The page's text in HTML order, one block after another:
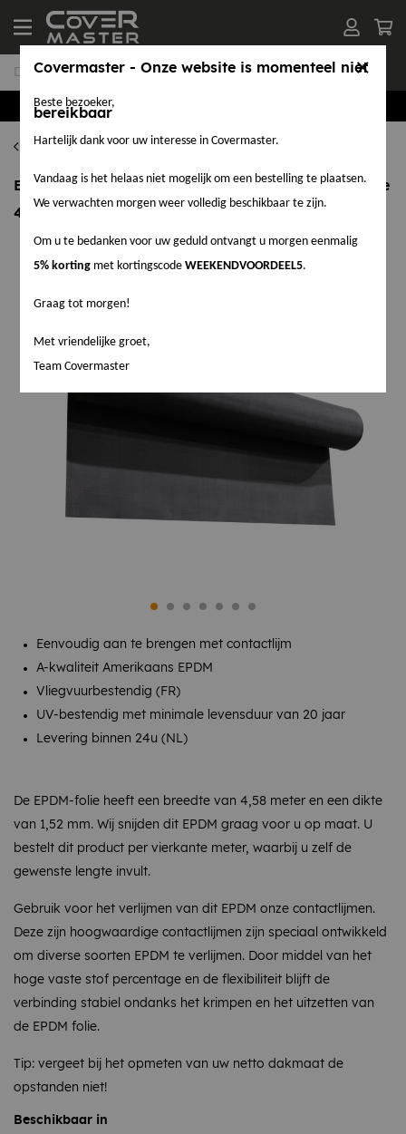
EPDM per M²
EPDM per M² - FR dakfolie - dikte 1,52 mm - breedte
4,58 meter
Eenvoudig aan te brengen met contactlijm
A-kwaliteit Amerikaans EPDM
Vliegvuurbestendig (FR)
UV-bestendig met minimale levensduur van 20 jaar
Levering binnen 24u (NL)
De EPDM-folie heeft een breedte van 4,58 meter en een dikte
van 1,52 mm. Wij snijden dit EPDM graag voor u op maat. U
bestelt dit product per vierkante meter, waarbij u zelf de
gewenste lengte invult.
Gebruik voor het verlijmen van dit EPDM onze contactlijmen.
Deze zijn hoogwaardige contactlijmen zijn speciaal ontwikkeld
om diverse soorten EPDM te verlijmen. Door middel van het
hoge vaste stof percentage en de flexibiliteit blijft de
verbinding stabiel ondanks het krimpen en het uitzetten van
de EPDM folie.
Tip: vergeet bij het opmeten van uw netto dakmaat de
opstanden niet!
Beschikbaar in
Covermaster - Onze website is momenteel niet
bereikbaar
Beste bezoeker,
Hartelijk dank voor uw interesse in Covermaster.
Vandaag is het helaas niet mogelijk om een bestelling te plaatsen.
We verwachten morgen weer volledig beschikbaar te zijn.
Om u te bedanken voor uw geduld ontvangt u morgen eenmalig
5% korting met kortingscodeWEEKENDVOORDEEL5.
Graag tot morgen!
Met vriendelijke groet,
Team Covermaster